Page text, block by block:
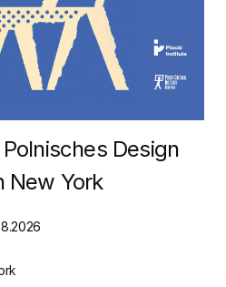
Design
New York